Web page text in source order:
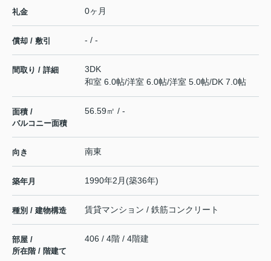
礼金 0ヶ月
償却 / 敷引 - / -
間取り / 詳細
3DK
和室 6.0帖/洋室 6.0帖/洋室 5.0帖/DK 7.0帖
面積 /
バルコニー面積
56.59㎡ / -
向き 南東
築年月 1990年2月(築36年)
種別 / 建物構造 賃貸マンション / 鉄筋コンクリート
部屋 /
所在階 / 階建て
406 / 4階 / 4階建